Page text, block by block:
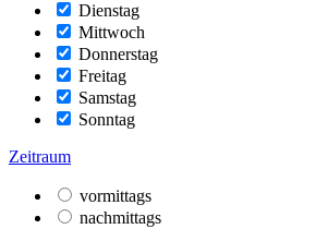
Dienstag
Mittwoch
Donnerstag
Freitag
Samstag
Sonntag
Zeitraum
vormittags
nachmittags